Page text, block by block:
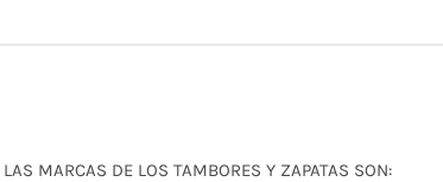
MARCAS DE LOS TAMBORES Y ZAPATAS SON: